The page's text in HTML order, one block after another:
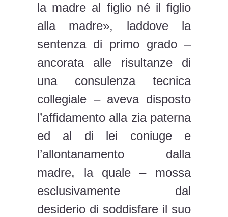
la madre al figlio né il figlio
alla madre», laddove la
sentenza di primo grado –
ancorata alle risultanze di
una consulenza tecnica
collegiale – aveva disposto
l’affidamento alla zia paterna
ed al di lei coniuge e
l’allontanamento dalla
madre, la quale – mossa
esclusivamente dal
desiderio di soddisfare il suo